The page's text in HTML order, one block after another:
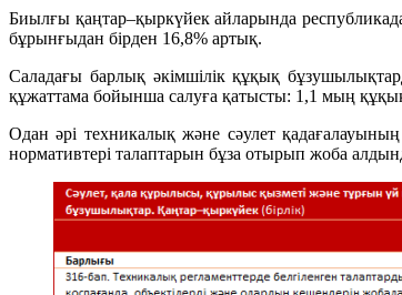
Биылғы қаңтар–қыркүйек айларында
бұрынғыдан бірден 16,8% артық.
Саладағы барлық әкімшілік құқық
құжаттама бойынша салуға қатысты: 1,1 мың
Одан әрі техникалық және сәулет
нормативтері талаптарын бұза отырып жоба